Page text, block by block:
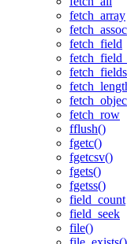
fetch_array
fetch_assoc
fetch_field
fetch_fields
fetch_row
fflush()
fgetc()
fgetcsv()
fgets()
fgetss()
field_count
field_seek
file()